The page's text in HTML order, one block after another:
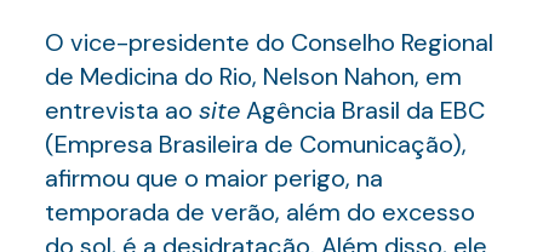
O vice-presidente do Conselho Regional
de Medicina do Rio, Nelson Nahon, em
entrevista ao siteAgência Brasil da EBC
(Empresa Brasileira de Comunicação),
afirmou que o maior perigo, na
temporada de verão, além do excesso